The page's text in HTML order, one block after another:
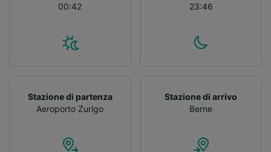
00:42
23:46
Stazione di partenza
Aeroporto Zurigo
Stazione di arrivo
Berne